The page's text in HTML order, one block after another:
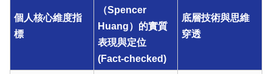
個人核心維度指
標
（Spencer
Huang）的實質
表現與定位
(Fact-checked)
底層技術與思維
穿透